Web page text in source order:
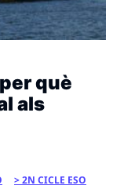
què
als
2N CICLE ESO